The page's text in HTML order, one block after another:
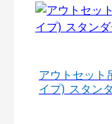
アウトセット
イプ) スタン